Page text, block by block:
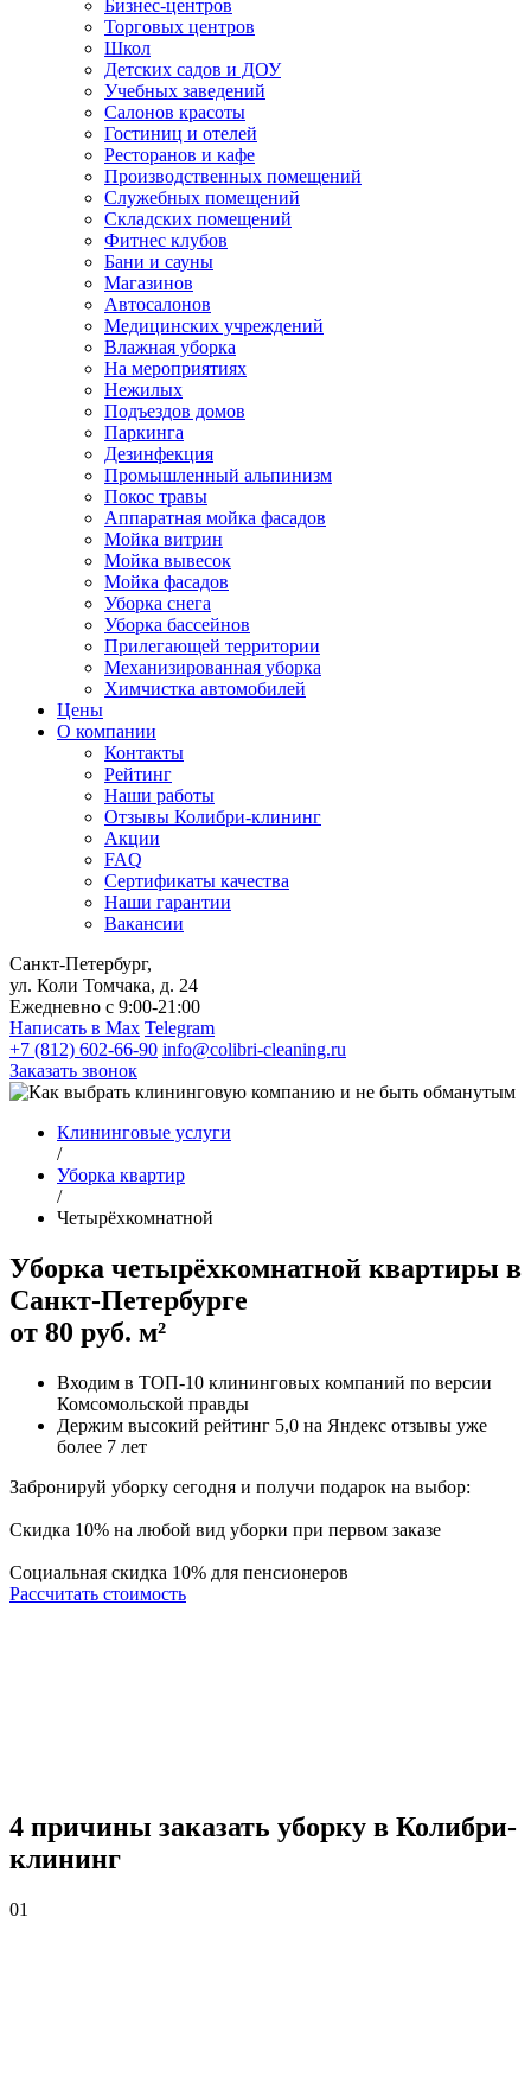
Бизнес-центров
Торговых центров
Школ
Детских садов и ДОУ
Учебных заведений
Салонов красоты
Гостиниц и отелей
Ресторанов и кафе
Производственных помещений
Служебных помещений
Складских помещений
Фитнес клубов
Бани и сауны
Магазинов
Автосалонов
Медицинских учреждений
Влажная уборка
На мероприятиях
Нежилых
Подъездов домов
Паркинга
Дезинфекция
Промышленный альпинизм
Покос травы
Аппаратная мойка фасадов
Мойка витрин
Мойка вывесок
Мойка фасадов
Уборка снега
Уборка бассейнов
Прилегающей территории
Механизированная уборка
Химчистка автомобилей
Цены
О компании
Контакты
Рейтинг
Наши работы
Отзывы Колибри-клининг
Акции
FAQ
Сертификаты качества
Наши гарантии
Вакансии
Санкт-Петербург,
ул. Коли Томчака, д. 24
Ежедневно с 9:00-21:00
Написать в Max Telegram
+7 (812) 602-66-90 info@colibri-cleaning.ru
Заказать звонок
Клининговые услуги
/
Уборка квартир
/
Четырёхкомнатной
Уборка четырёхкомнатной квартиры в
Санкт-Петербурге
от 80 руб. м²
Входим в ТОП-10 клининговых компаний по версии
Комсомольской правды
Держим высокий рейтинг 5,0 на Яндекс отзывы уже
более 7 лет
Забронируй уборку сегодня и получи подарок на выбор:
Cкидка 10% на любой вид уборки при первом заказе
Социальная скидка 10% для пенсионеров
Рассчитать стоимость
4 причины заказать уборку в Колибри-
клининг
01